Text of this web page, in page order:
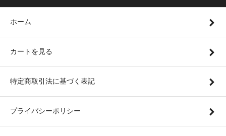
ホーム
カートを見る
特定商取引法に基づく表記
プライバシーポリシー